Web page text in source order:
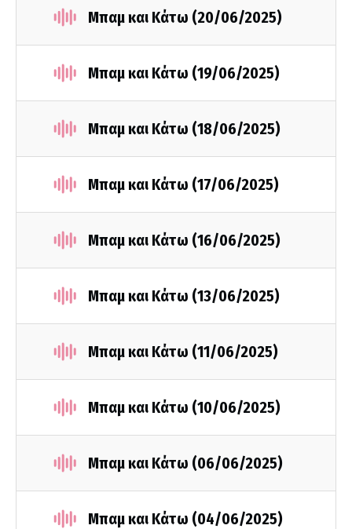
Μπαμ και Κάτω (20/06/2025)
Μπαμ και Κάτω (19/06/2025)
Μπαμ και Κάτω (18/06/2025)
Μπαμ και Κάτω (17/06/2025)
Μπαμ και Κάτω (16/06/2025)
Μπαμ και Κάτω (13/06/2025)
Μπαμ και Κάτω (11/06/2025)
Μπαμ και Κάτω (10/06/2025)
Μπαμ και Κάτω (06/06/2025)
Μπαμ και Κάτω (04/06/2025)